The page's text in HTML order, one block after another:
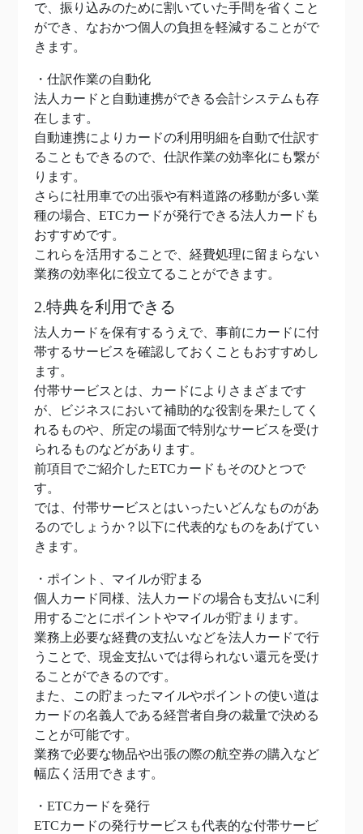
で、振り込みのために割いていた手間を省くこと
ができ、なおかつ個人の負担を軽減することがで
きます。
・仕訳作業の自動化
法人カードと自動連携ができる会計システムも存
在します。
自動連携によりカードの利用明細を自動で仕訳す
ることもできるので、仕訳作業の効率化にも繋が
ります。
さらに社用車での出張や有料道路の移動が多い業
種の場合、ETCカードが発行できる法人カードも
おすすめです。
これらを活用することで、経費処理に留まらない
業務の効率化に役立てることができます。
2.特典を利用できる
法人カードを保有するうえで、事前にカードに付
帯するサービスを確認しておくこともおすすめし
ます。
付帯サービスとは、カードによりさまざまです
が、ビジネスにおいて補助的な役割を果たしてく
れるものや、所定の場面で特別なサービスを受け
られるものなどがあります。
前項目でご紹介したETCカードもそのひとつで
す。
では、付帯サービスとはいったいどんなものがあ
るのでしょうか？以下に代表的なものをあげてい
きます。
・ポイント、マイルが貯まる
個人カード同様、法人カードの場合も支払いに利
用するごとにポイントやマイルが貯まります。
業務上必要な経費の支払いなどを法人カードで行
うことで、現金支払いでは得られない還元を受け
ることができるのです。
また、この貯まったマイルやポイントの使い道は
カードの名義人である経営者自身の裁量で決める
ことが可能です。
業務で必要な物品や出張の際の航空券の購入など
幅広く活用できます。
・ETCカードを発行
ETCカードの発行サービスも代表的な付帯サービ